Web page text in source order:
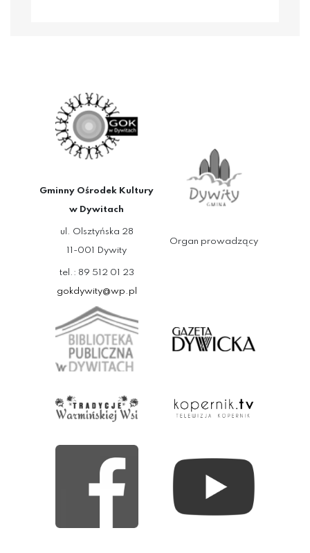
Gminny Ośrodek Kultury
w Dywitach
ul. Olsztyńska 28
11-001 Dywity
tel.: 89 512 01 23
gokdywity@wp.pl
Organ prowadzący